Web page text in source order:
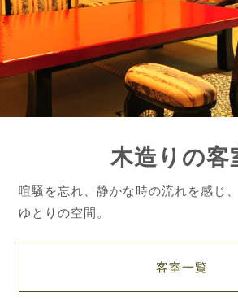
木造りの客
喧騒を忘れ、静かな時の流れを感じ
ゆとりの空間。
客室一覧